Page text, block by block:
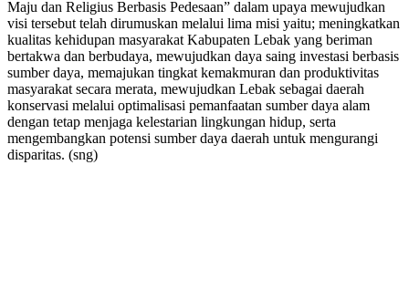
Maju dan Religius Berbasis Pedesaan” dalam upaya mewujudkan
visi tersebut telah dirumuskan melalui lima misi yaitu; meningkatkan
kualitas kehidupan masyarakat Kabupaten Lebak yang beriman
bertakwa dan berbudaya, mewujudkan daya saing investasi berbasis
sumber daya, memajukan tingkat kemakmuran dan produktivitas
masyarakat secara merata, mewujudkan Lebak sebagai daerah
konservasi melalui optimalisasi pemanfaatan sumber daya alam
dengan tetap menjaga kelestarian lingkungan hidup, serta
mengembangkan potensi sumber daya daerah untuk mengurangi
disparitas. (sng)